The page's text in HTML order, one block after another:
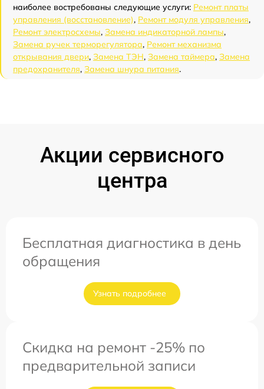
наиболее востребованы следующие услуги: Ремонт платы
управления (восстановление), Ремонт модуля управления,
Ремонт электросхемы, Замена индикаторной лампы,
Замена ручек терморегулятора, Ремонт механизма
открывания двери, Замена ТЭН, Замена таймера, Замена
предохранителя, Замена шнура питания.
Акции сервисного
центра
Бесплатная диагностика в день
обращения
Узнать подробнее
Скидка на ремонт -25% по
предварительной записи